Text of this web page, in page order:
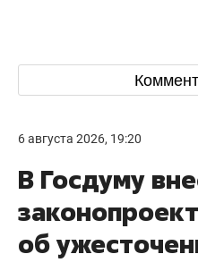
6 августа 2026, 19:20
В Госдуму
законопроект
об